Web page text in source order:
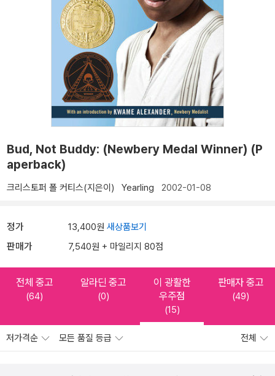
Bud, Not Buddy: (Newbery Medal Winner) (P
aperback)
크리스토퍼 폴 커티스(지은이) Yearling 2002-01-08
정가 13,400원 새상품보기
판매가 7,540원 + 마일리지 80점
전체 중고
(64)
알라딘 중고
(0)
이 광활한
우주점
(15)
판매자 중고
(49)
저가격순 모든 품질 등급 전체